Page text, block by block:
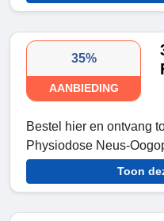
35%
AANBIEDING
Bestel hier en ontvang
Physiodose Neus-
Toon